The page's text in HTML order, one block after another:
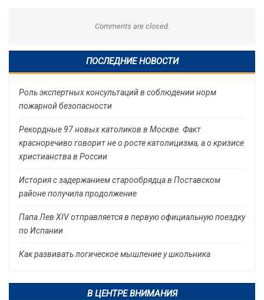
Comments are closed.
ПОСЛЕДНИЕ НОВОСТИ
Роль экспертных консультаций в соблюдении норм
пожарной безопасности
Рекордные 97 новых католиков в Москве. Факт
красноречиво говорит не о росте католицизма, а о кризисе
христианства в России
История с задержанием старообрядца в Поставском
районе получила продолжение
Папа Лев XIV отправляется в первую официальную поездку
по Испании
Как развивать логическое мышление у школьника
В ЦЕНТРЕ ВНИМАНИЯ